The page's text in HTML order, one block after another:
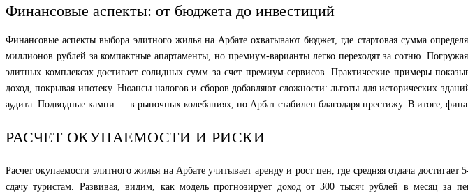
Финансовые аспекты: от бюджета до инвестиций
Финансовые аспекты выбора элитного жилья на Арбате охватывают бюджет, где стартовая сумма
миллионов рублей за компактные апартаменты, но премиум-варианты легко переходят за сотню.
элитных комплексах достигает солидных сумм за счет премиум-сервисов. Практические примеры
доход, покрывая ипотеку. Нюансы налогов и сборов добавляют сложности: льготы для исторических
аудита. Подводные камни — в рыночных колебаниях, но Арбат стабилен благодаря престижу. В итоге,
РАСЧЕТ ОКУПАЕМОСТИ И РИСКИ
Расчет окупаемости элитного жилья на Арбате учитывает аренду и рост цен, где средняя отдача
сдачу туристам. Развивая, видим, как модель прогнозирует доход от 300 тысяч рублей в месяц за